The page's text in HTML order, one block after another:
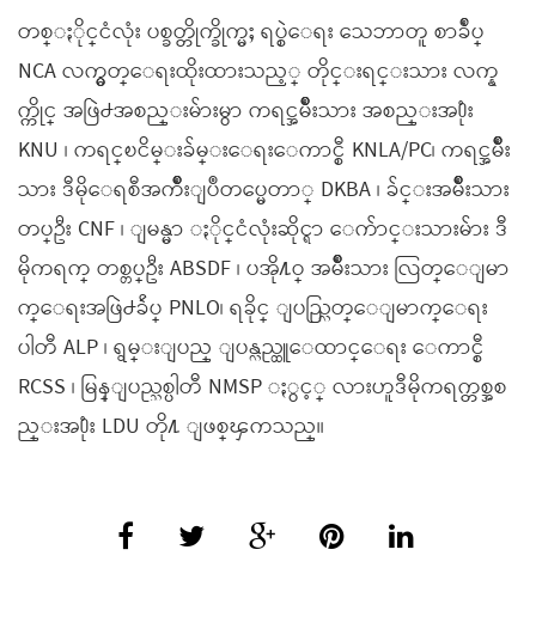
တစ္ႏိုင္ငံလုံး ပစ္ခတ္တိုက္ခိုက္မႈ ရပ္စဲေရး သေဘာတူ စာခ်ဳပ္
NCA လက္မွတ္ေရးထိုးထားသည့္ တိုင္းရင္းသား လက္န
က္ကိုင္ အဖြဲ႕အစည္းမ်ားမွာ ကရင္အမ်ိဳးသား အစည္းအ႐ုံး
KNU ၊ ကရင္ၿငိမ္းခ်မ္းေရးေကာင္စီ KNLA/PC၊ ကရင္အမ်ိဳး
သား ဒီမိုေရစီအက်ိဳးျပဳတပ္မေတာ္ DKBA ၊ ခ်င္းအမ်ိဳးသား
တပ္ဦး CNF ၊ ျမန္မာ ႏိုင္ငံလုံးဆိုင္ရာ ေက်ာင္းသားမ်ား ဒီ
မိုကရက္ တစ္တပ္ဦး ABSDF ၊ ပအို႔ဝ္ အမ်ိဳးသား လြတ္ေျမာ
က္ေရးအဖြဲ႕ခ်ဴပ္ PNLO၊ ရခိုင္ ျပည္လြတ္ေျမာက္ေရး
ပါတီ ALP ၊ ရွမ္းျပည္ ျပန္လည္ထူေထာင္ေရး ေကာင္စီ
RCSS ၊ မြန္ျပည္သစ္ပါတီ NMSP ႏွင့္ လားဟူဒီမိုကရက္တစ္အစ
ည္းအ႐ုံး LDU တို႔ ျဖစ္ၾကသည္။